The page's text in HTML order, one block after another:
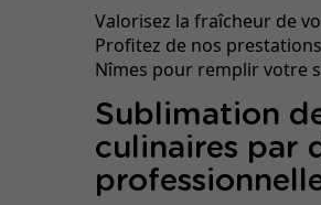
Valorisez la fraîcheur de
Profitez de nos
Nîmes pour remplir votre
Sublimation
culinaires par